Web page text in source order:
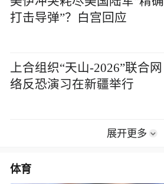
打击导弹”？白宫回应
上合组织“天山-2026”联合网
络反恐演习在新疆举行
展开更多
体育